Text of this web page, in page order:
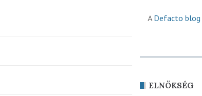
A Defacto blog
ELNÖKSÉG